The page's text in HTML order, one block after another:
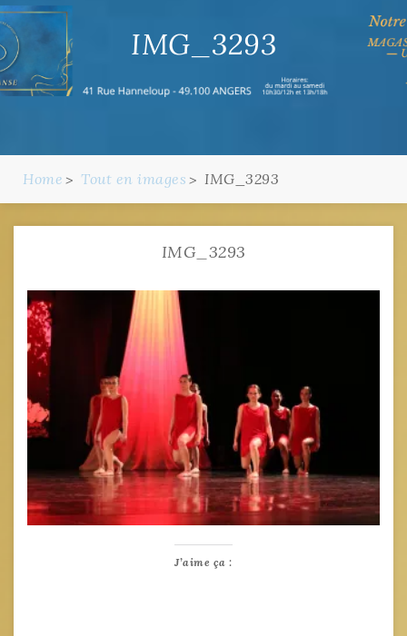
IMG_3293
Home Tout en images IMG_3293
IMG_3293
J’aime ça :